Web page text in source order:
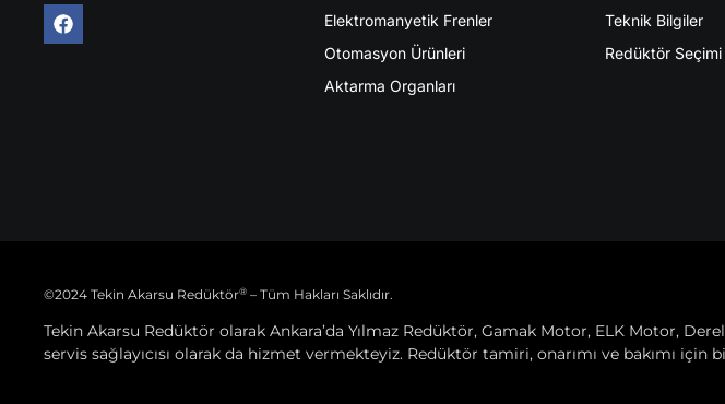
Elektromanyetik Frenler
Otomasyon Ürünleri
Aktarma Organları
Teknik Bilgiler
Redüktör Seçimi
©2024 Tekin Akarsu Redüktör® – Tüm Hakları Saklıdır.
Tekin Akarsu Redüktör olarak Ankara’da Yılmaz Redüktör, Gamak Motor, ELK Motor,
servis sağlayıcısı olarak da hizmet vermekteyiz. Redüktör tamiri, onarımı ve bakımı için